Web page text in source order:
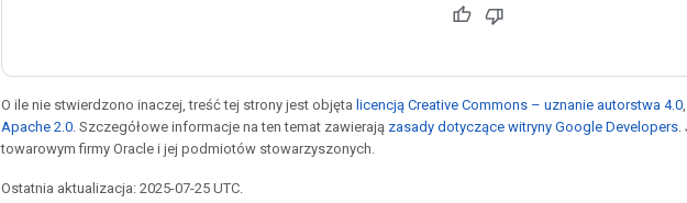
O ile nie stwierdzono inaczej, treść tej strony jest objęta licencją Creative Commons – uznanie autorstwa 4.0
Apache 2.0 . Szczegółowe informacje na ten temat zawierają zasady dotyczące witryny Google Developers
towarowym firmy Oracle i jej podmiotów stowarzyszonych.
Ostatnia aktualizacja: 2025-07-25 UTC.